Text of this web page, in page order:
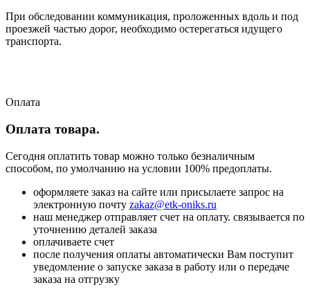
При обследовании коммуникация, проложенных вдоль и под
проезжей частью дорог, необходимо остерегаться идущего
транспорта.
Оплата
Оплата товара.
Сегодня оплатить товар можно только безналичным
способом, по умолчанию на условии 100% предоплаты.
оформляете заказ на сайте или присылаете запрос на
электронную почту zakaz@etk-oniks.ru
наш менеджер отправляет счет на оплату. связывается по
уточнению деталей заказа
оплачиваете счет
после получения оплаты автоматически Вам поступит
уведомление о запуске заказа в работу или о передаче
заказа на отгрузку